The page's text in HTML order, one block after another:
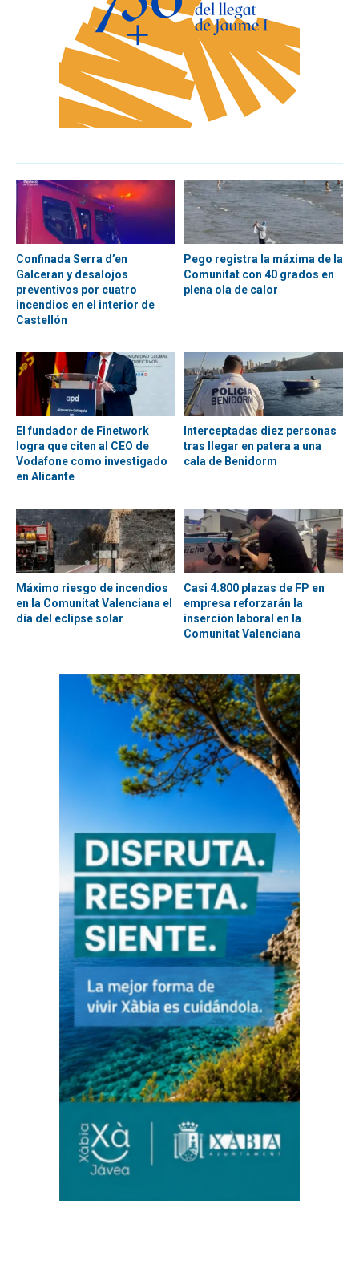
Confinada Serra d’en
Galceran y desalojos
preventivos por cuatro
incendios en el interior de
Castellón
Pego registra la máxima de la
Comunitat con 40 grados en
plena ola de calor
El fundador de Finetwork
logra que citen al CEO de
Vodafone como investigado
en Alicante
Interceptadas diez personas
tras llegar en patera a una
cala de Benidorm
Máximo riesgo de incendios
en la Comunitat Valenciana el
día del eclipse solar
Casi 4.800 plazas de FP en
empresa reforzarán la
inserción laboral en la
Comunitat Valenciana